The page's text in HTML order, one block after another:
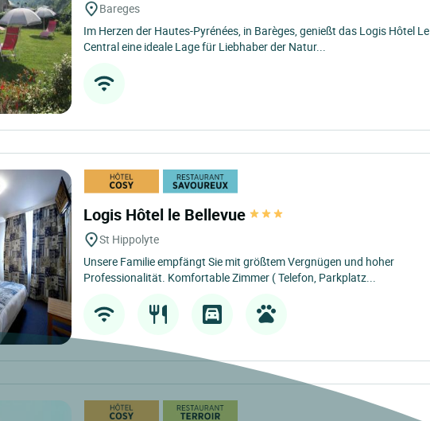
Bareges
Im Herzen der Hautes-Pyrénées, in Barèges, genießt das Logis Hôtel Le
Central eine ideale Lage für Liebhaber der Natur...
Logis Hôtel le Bellevue
St Hippolyte
Unsere Familie empfängt Sie mit größtem Vergnügen und hoher
Professionalität. Komfortable Zimmer ( Telefon, Parkplatz...